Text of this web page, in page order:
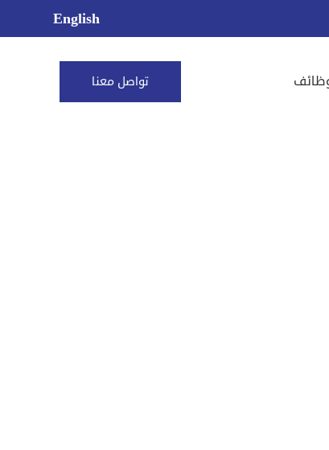
English
تواصل معنا